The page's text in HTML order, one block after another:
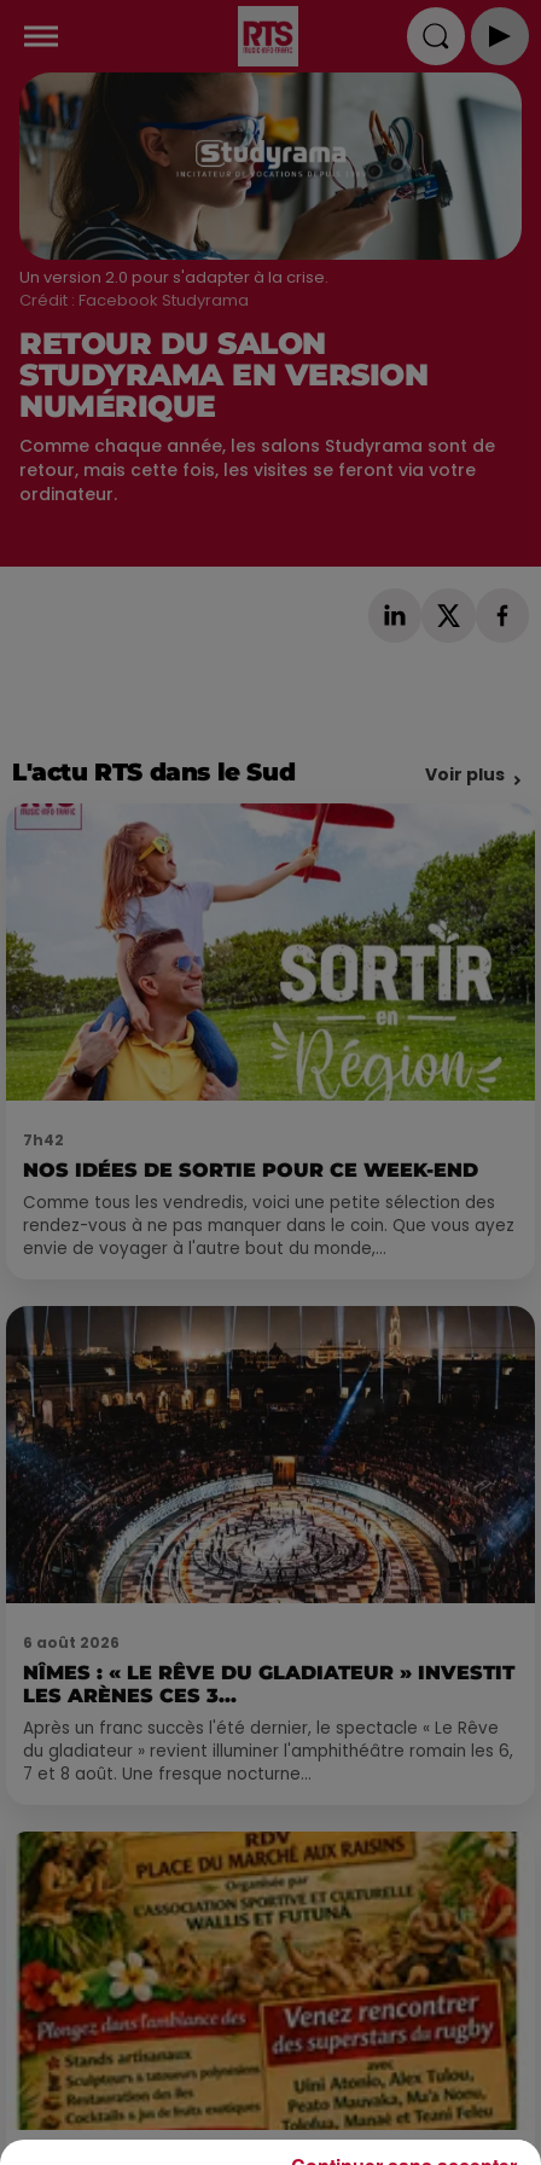
Un version 2.0 pour s'adapter à la crise.
Crédit : Facebook Studyrama
RETOUR DU SALON
STUDYRAMA EN VERSION
NUMÉRIQUE
Comme chaque année, les salons Studyrama sont de
retour, mais cette fois, les visites se feront via votre
ordinateur.
L'actu RTS dans le Sud Voir plus
7h42
NOS IDÉES DE SORTIE POUR CE WEEK-END
Comme tous les vendredis, voici une petite sélection des
rendez-vous à ne pas manquer dans le coin. Que vous ayez
envie de voyager à l'autre bout du monde,...
6 août 2026
NÎMES : « LE RÊVE DU GLADIATEUR » INVESTIT
LES ARÈNES CES 3...
Après un franc succès l'été dernier, le spectacle « Le Rêve
du gladiateur » revient illuminer l'amphithéâtre romain les 6,
7 et 8 août. Une fresque nocturne...